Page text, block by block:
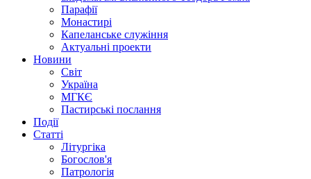
Парафії
Монастирі
Капеланське служіння
Актуальні проекти
Новини
Світ
Україна
МГКЄ
Пастирські послання
Події
Статті
Літургіка
Богослов'я
Патрологія